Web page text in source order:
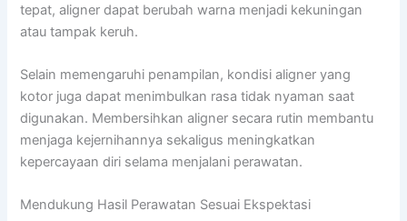
tepat, aligner dapat berubah warna menjadi kekuningan
atau tampak keruh.
Selain memengaruhi penampilan, kondisi aligner yang
kotor juga dapat menimbulkan rasa tidak nyaman saat
digunakan. Membersihkan aligner secara rutin membantu
menjaga kejernihannya sekaligus meningkatkan
kepercayaan diri selama menjalani perawatan.
Mendukung Hasil Perawatan Sesuai Ekspektasi